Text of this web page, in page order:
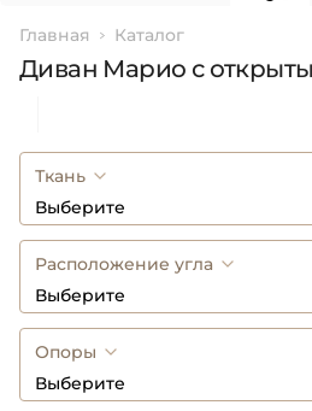
Главная Каталог
Диван Марио с
Ткань
Выберите
Расположение угла
Выберите
Опоры
Выберите